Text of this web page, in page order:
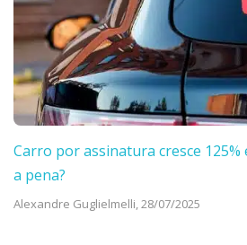
Carro por assinatura cresce 125%
a pena?
Alexandre Guglielmelli,28/07/2025